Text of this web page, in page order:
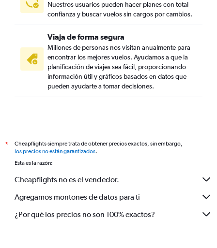
Nuestros usuarios pueden hacer planes con total
confianza y buscar vuelos sin cargos por cambios.
Viaja de forma segura
Millones de personas nos visitan anualmente para
encontrar los mejores vuelos. Ayudamos a que la
planificación de viajes sea fácil, proporcionando
información útil y gráficos basados en datos que
pueden ayudarte a tomar decisiones.
*
Cheapflights siempre trata de obtener precios exactos, sin embargo,
los precios no están garantizados.
Esta es la razón:
Cheapflights no es el vendedor.
Agregamos montones de datos para ti
¿Por qué los precios no son 100% exactos?